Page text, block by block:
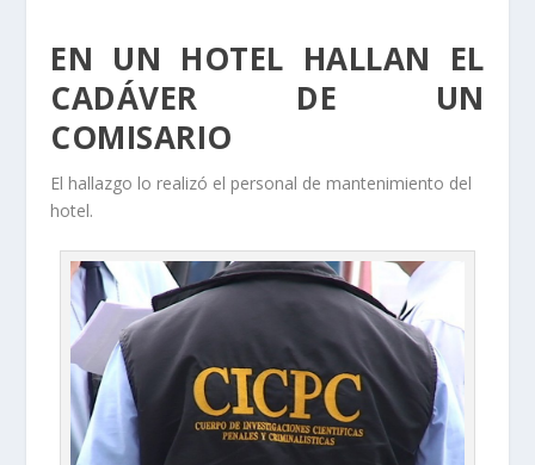
EN UN HOTEL HALLAN EL
CADÁVER DE UN
COMISARIO
El hallazgo lo realizó el personal de mantenimiento del
hotel.